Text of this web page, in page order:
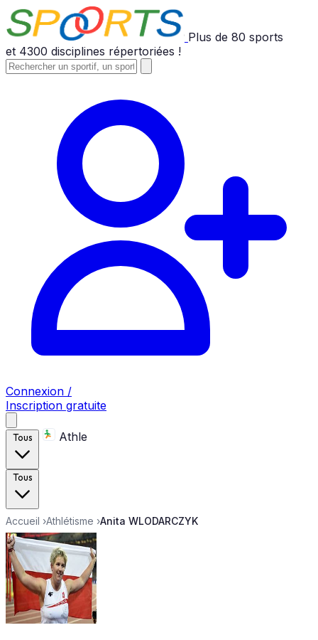
Plus de 80 sports
et 4300 disciplines répertoriées !
Connexion /
Inscription gratuite
Tous Athle
Tous
Accueil ›Athlétisme ›Anita WLODARCZYK